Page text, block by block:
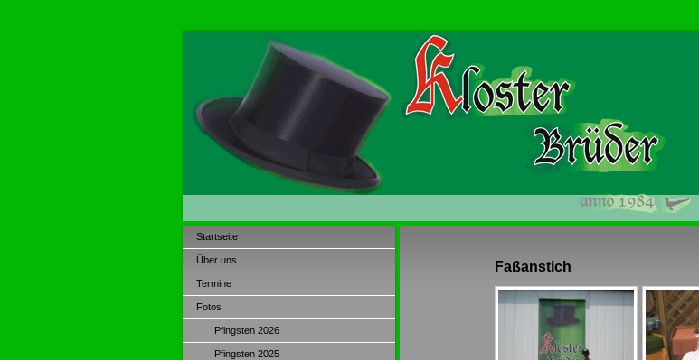
Startseite
Über uns
Termine
Fotos
Pfingsten 2026
Pfingsten 2025
Faßanstich